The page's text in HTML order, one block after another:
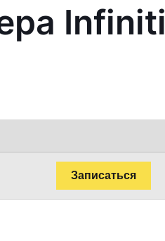
Infiniti
Записаться